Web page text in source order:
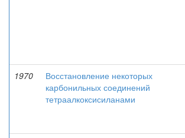
1970
Восстановление некоторых
карбонильных соединений
тетраалкоксисиланами